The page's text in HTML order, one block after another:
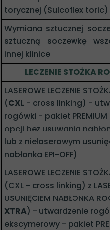
torycznej (Sulcoflex toric)
Wymiana sztucznej
sztuczną soczewkę
innej klinice
LECZENIE STOŻKA
LASEROWE LECZENIE
(CXL - cross linking) -
rogówki - pakiet
opcji bez usuwania
lub z nielaserowym
nabłonka EPI-OFF)
LASEROWE LECZENIE
(CXL - cross linking) z
USUNIĘCIEM NABŁONKA
XTRA) - utwardzenie
ekscymerowy - pakiet